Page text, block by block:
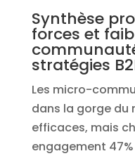
Synthèse
forces et
stratégies
Les micro-
dans la gorge du
efficaces, mais
engagement